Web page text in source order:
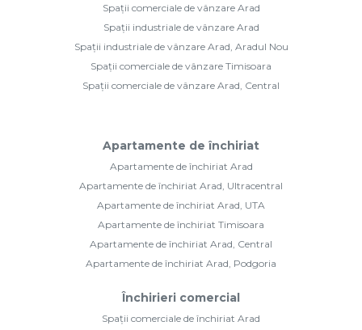
Spații comerciale de vânzare Arad
Spații industriale de vânzare Arad
Spații industriale de vânzare Arad, Aradul Nou
Spații comerciale de vânzare Timisoara
Spații comerciale de vânzare Arad, Central
Apartamente de închiriat
Apartamente de închiriat Arad
Apartamente de închiriat Arad, Ultracentral
Apartamente de închiriat Arad, UTA
Apartamente de închiriat Timisoara
Apartamente de închiriat Arad, Central
Apartamente de închiriat Arad, Podgoria
Închirieri comercial
Spații comerciale de închiriat Arad